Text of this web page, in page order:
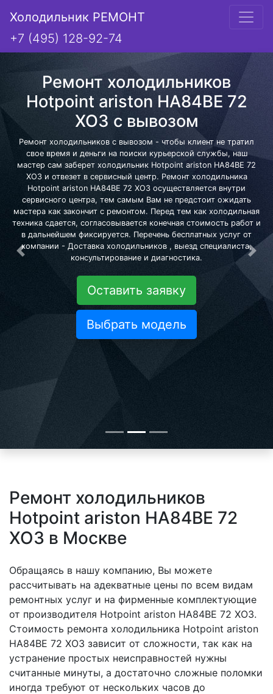
Холодильник РЕМОНТ
+7 (495) 128-92-74
Ремонт холодильников
Hotpoint ariston HA84BE 72
XO3 с вывозом
Ремонт холодильников с вывозом - чтобы клиент не тратил
свое время и деньги на поиски курьерской службы, наш
мастер сам заберет холодильник Hotpoint ariston HA84BE 72
XO3 и отвезет в сервисный центр. Ремонт холодильника
Hotpoint ariston HA84BE 72 XO3 осуществляется внутри
сервисного центра, тем самым Вам не предстоит ожидать
мастера как закончит с ремонтом. Перед тем как холодильная
техника сдается, согласовывается конечная стоимость работ и
в дальнейшем фиксируется. Перечень бесплатных услуг от
компании - Доставка холодильников , выезд специалиста,
консультирование и диагностика.
Оставить заявку
Выбрать модель
Предыдущая
Ремонт холодильников
Hotpoint ariston HA84BE 72
XO3 в Москве
Обращаясь в нашу компанию, Вы можете
рассчитывать на адекватные цены по всем видам
ремонтных услуг и на фирменные комплектующие
от производителя Hotpoint ariston HA84BE 72 XO3.
Стоимость ремонта холодильника Hotpoint ariston
HA84BE 72 XO3 зависит от сложности, так как на
устранение простых неисправностей нужны
считанные минуты, а достаточно сложные поломки
иногда требуют от нескольких часов до